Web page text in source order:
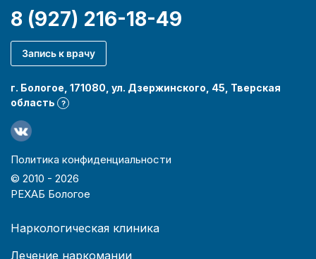
8 (927) 216-18-49
Запись к врачу
г. Бологое, 171080, ул. Дзержинского, 45, Тверская
область
?
Политика конфиденциальности
© 2010 - 2026
РЕХАБ Бологое
Наркологическая клиника
Лечение наркомании